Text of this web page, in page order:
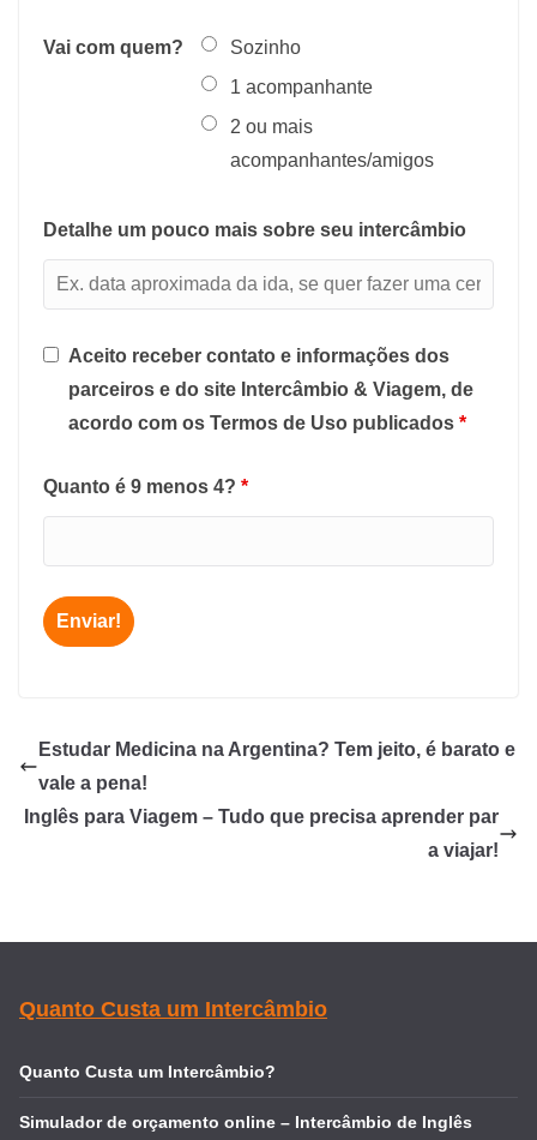
Vai com quem?
Sozinho
1 acompanhante
2 ou mais
acompanhantes/amigos
Detalhe um pouco mais sobre seu intercâmbio
Aceito receber contato e informações dos
parceiros e do site Intercâmbio & Viagem, de
acordo com os Termos de Uso publicados *
Quanto é 9 menos 4? *
Estudar Medicina na Argentina? Tem jeito, é barato e
vale a pena!
Inglês para Viagem – Tudo que precisa aprender par
a viajar!
Quanto Custa um Intercâmbio
Quanto Custa um Intercâmbio?
Simulador de orçamento online – Intercâmbio de Inglês